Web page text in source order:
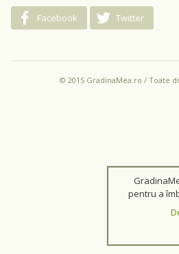
Facebook Twitter
© 2015 GradinaMea.ro / Toate
pentru a